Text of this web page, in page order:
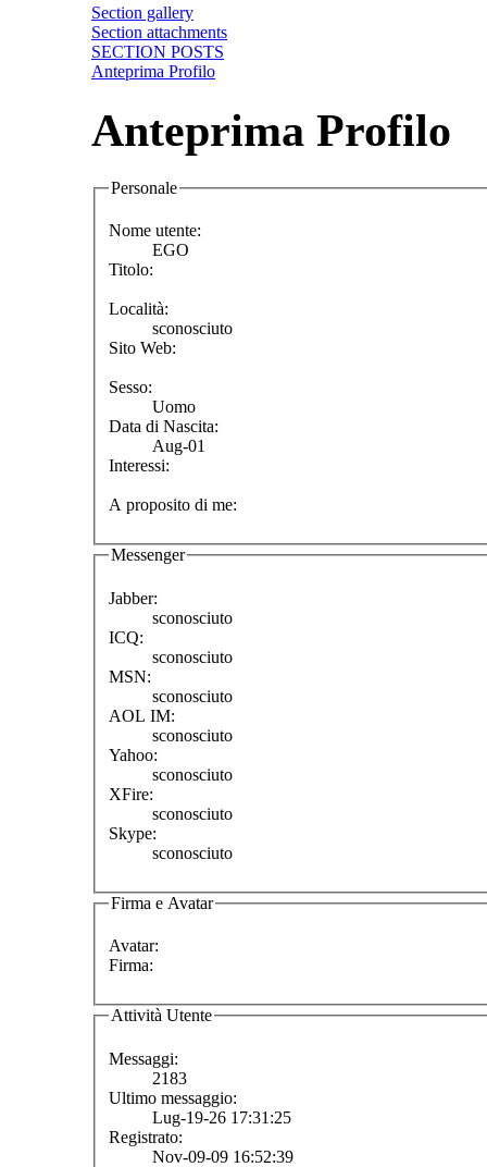
Section gallery
Section attachments
SECTION POSTS
Anteprima Profilo
Anteprima Profilo
Personale
Nome utente:
EGO
Titolo:
Località:
sconosciuto
Sito Web:
Sesso:
Uomo
Data di Nascita:
Aug-01
Interessi:
A proposito di me:
Messenger
Jabber:
sconosciuto
ICQ:
sconosciuto
MSN:
sconosciuto
AOL IM:
sconosciuto
Yahoo:
sconosciuto
XFire:
sconosciuto
Skype:
sconosciuto
Firma e Avatar
Avatar:
Firma:
Attività Utente
Messaggi:
2183
Ultimo messaggio:
Lug-19-26 17:31:25
Registrato:
Nov-09-09 16:52:39